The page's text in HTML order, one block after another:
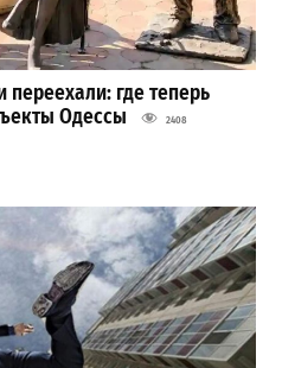
где теперь
Одессы
2408